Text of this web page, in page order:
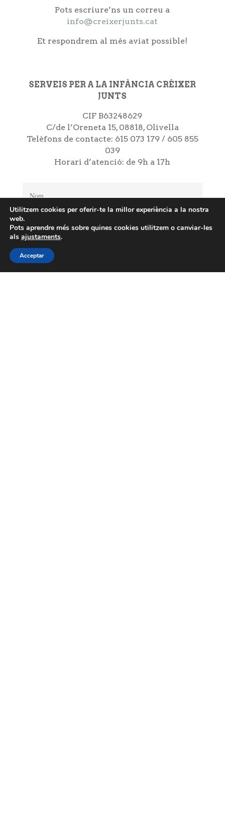
Pots escriure’ns un correu a
info@creixerjunts.cat
Et respondrem al més aviat possible!
SERVEIS PER A LA INFÀNCIA CRÉIXER
JUNTS
CIF B63248629
C/de l’Oreneta 15, 08818, Olivella
Telèfons de contacte: 615 073 179 / 605 855
039
Horari d’atenció: de 9h a 17h
Utilitzem cookies per oferir-te la millor experiència a la nostra
web.
Pots aprendre més sobre quines cookies utilitzem o canviar-les
als ajustaments.
Acceptar